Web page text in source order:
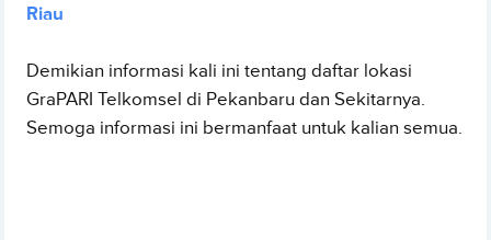
Riau
Demikian informasi kali ini tentang daftar lokasi
GraPARI Telkomsel di Pekanbaru dan Sekitarnya.
Semoga informasi ini bermanfaat untuk kalian semua.